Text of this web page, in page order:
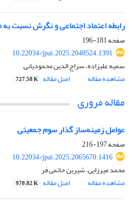
رابطه اعتماد اجتماعی و نگرش نسبت به
صفحه181-196
10.22034/jpai.2025.2048524.1391
سمیه علیزاده، سراج الدین محمودیانی
مشاهده مقاله
اصل مقاله 727.58 K
مقاله مروری
عوامل زمینه‌ساز گذار سوم جمعیتی
صفحه197-216
10.22034/jpai.2025.2065670.1416
محمد میرزایی، شیرین حاتمی فر
مشاهده مقاله
اصل مقاله 970.82 K